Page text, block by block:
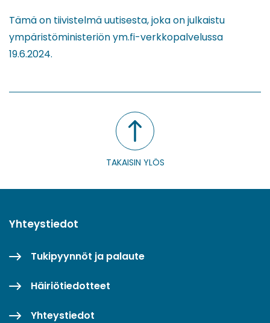
palveluun)
Tämä on tiivistelmä uutisesta, joka on julkaistu
ympäristöministeriön ym.fi-verkkopalvelussa
19.6.2024.
TAKAISIN YLÖS
Yhteystiedot
Tukipyynnöt ja palaute
Häiriötiedotteet
Yhteystiedot